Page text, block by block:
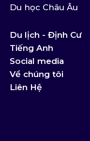
Du học Châu Âu
Du lịch - Định Cư
Tiếng Anh
Social media
Về chúng tôi
Liên Hệ